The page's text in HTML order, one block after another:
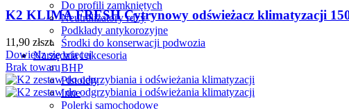
Do profili zamkniętych
Neutralizatory rdzy
Podkłady antykorozyjne
Środki do konserwacji podwozia
Narzędzia i akcesoria
BHP
Pistolety
Inne
Polerki samochodowe
K2 KLIMA FRESH Cytrynowy odświeżacz klimatyzacji
11,90 złszt.
Dowiedz się więcej
Brak towaru